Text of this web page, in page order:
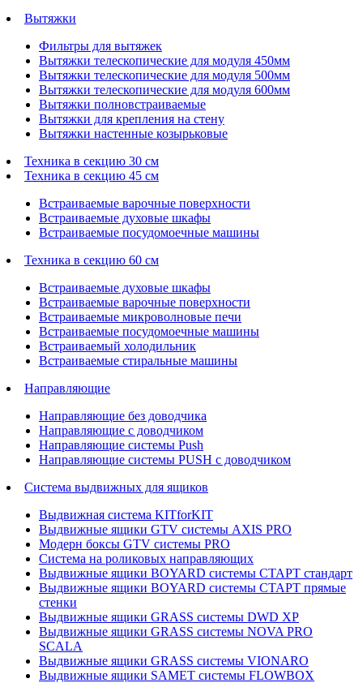
Вытяжки
Фильтры для вытяжек
Вытяжки телескопические для модуля 450мм
Вытяжки телескопические для модуля 500мм
Вытяжки телескопические для модуля 600мм
Вытяжки полновстраиваемые
Вытяжки для крепления на стену
Вытяжки настенные козырьковые
Техника в секцию 30 см
Техника в секцию 45 см
Встраиваемые варочные поверхности
Встраиваемые духовые шкафы
Встраиваемые посудомоечные машины
Техника в секцию 60 см
Встраиваемые духовые шкафы
Встраиваемые варочные поверхности
Встраиваемые микроволновые печи
Встраиваемые посудомоечные машины
Встраиваемый холодильник
Встраиваемые стиральные машины
Направляющие
Направляющие без доводчика
Направляющие с доводчиком
Направляющие системы Push
Направляющие системы PUSH с доводчиком
Система выдвижных для ящиков
Выдвижная система KITforKIT
Выдвижные ящики GTV системы AXIS PRO
Модерн боксы GTV системы PRO
Система на роликовых направляющих
Выдвижные ящики BOYARD системы СТАРТ стандарт
Выдвижные ящики BOYARD системы СТАРТ прямые
стенки
Выдвижные ящики GRASS системы DWD XP
Выдвижные ящики GRASS системы NOVA PRO
SCALA
Выдвижные ящики GRASS системы VIONARO
Выдвижные ящики SAMET системы FLOWBOX